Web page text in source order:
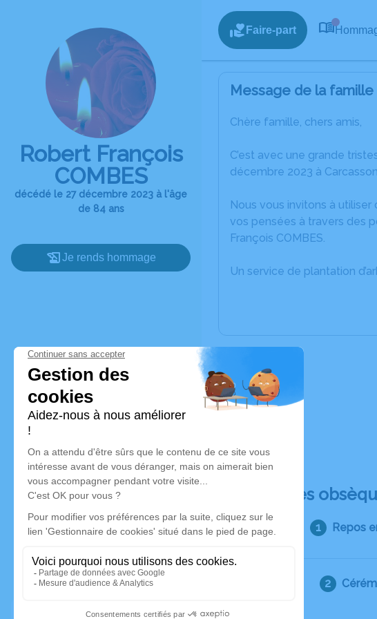
Robert François
COMBES
décédé le 27 décembre 2023 à l'âge
de 84 ans
Je rends hommage
Faire-part
Message de la famille
Chère famille, chers amis,
C’est avec une grande
décembre 2023 à
Nous vous invitons à
vos pensées à travers des
François COMBES.
Un service de plantation
Déroulé des
Repos